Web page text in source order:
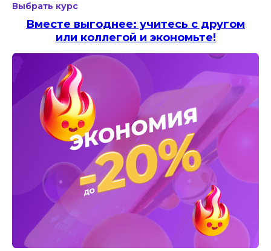
Выбрать курс
Вместе выгоднее: учитесь с другом
или коллегой и экономьте!